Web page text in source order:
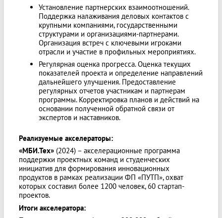
Установление партнерских взаимоотношений.
Поддержка налаживания деловых контактов с
крупными компаниями, государственными
структурами и организациями-партнерами.
Организация встреч с ключевыми игроками
отрасли и участие в профильных мероприятиях.
Регулярная оценка прогресса. Оценка текущих
показателей проекта и определение направлений
дальнейшего улучшения. Предоставление
регулярных отчетов участникам и партнерам
программы. Корректировка планов и действий на
основании полученной обратной связи от
экспертов и наставников.
Реализуемые акселераторы:
«МБИ.Тех» (2024) – акселерационные программа
поддержки проектных команд и студенческих
инициатив для формирования инновационных
продуктов в рамках реализации ФП «ПУТП», охват
которых составил более 1200 человек, 60 стартап-
проектов.
Итоги акселератора: